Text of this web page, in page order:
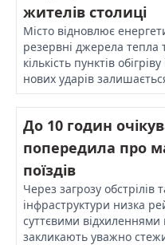
жителів столиці
Місто відновлює
резервні джерела тепла
кількість пунктів
нових ударів
До 10 годин
попередила про
поїздів
Через загрозу
інфраструктури низка
суттєвими відхиленнями
закликають уважно